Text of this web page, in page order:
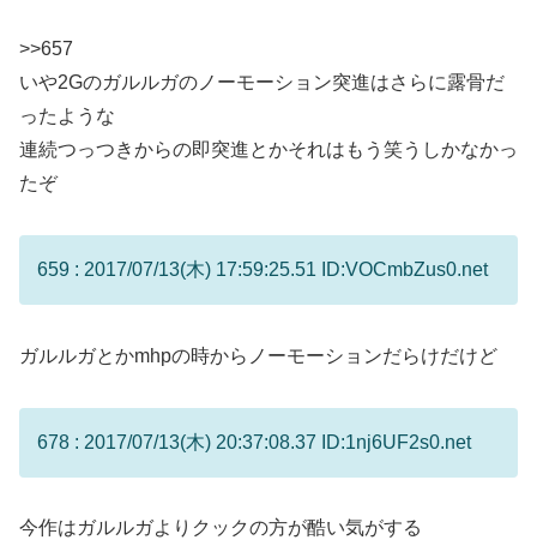
>>657
いや2Gのガルルガのノーモーション突進はさらに露骨だ
ったような
連続つっつきからの即突進とかそれはもう笑うしかなかっ
たぞ
659 : 2017/07/13(木) 17:59:25.51 ID:VOCmbZus0.net
ガルルガとかmhpの時からノーモーションだらけだけど
678 : 2017/07/13(木) 20:37:08.37 ID:1nj6UF2s0.net
今作はガルルガよりクックの方が酷い気がする